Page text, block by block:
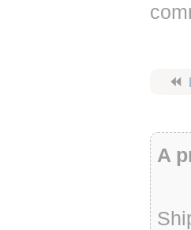
⏪
A